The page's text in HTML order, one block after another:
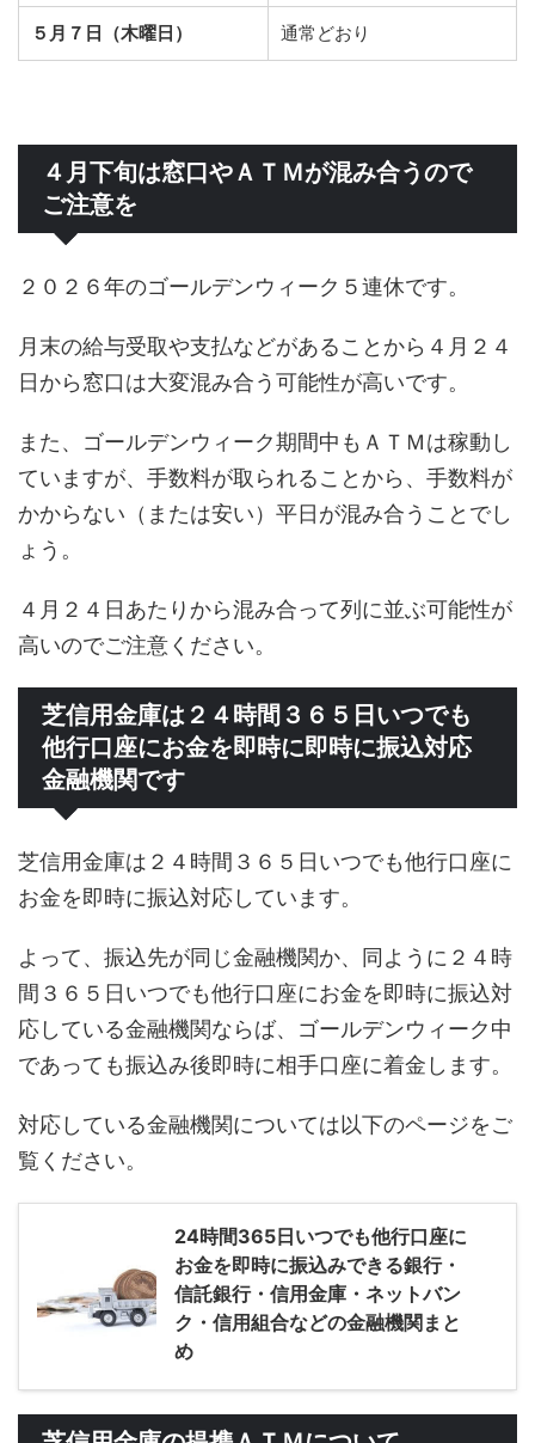
５月７日（木曜日） 通常どおり
４月下旬は窓口やＡＴＭが混み合うので
ご注意を
２０２６年のゴールデンウィーク５連休です。
月末の給与受取や支払などがあることから４月２４
日から窓口は大変混み合う可能性が高いです。
また、ゴールデンウィーク期間中もＡＴＭは稼動し
ていますが、手数料が取られることから、手数料が
かからない（または安い）平日が混み合うことでし
ょう。
４月２４日あたりから混み合って列に並ぶ可能性が
高いのでご注意ください。
芝信用金庫は２４時間３６５日いつでも
他行口座にお金を即時に即時に振込対応
金融機関です
芝信用金庫は２４時間３６５日いつでも他行口座に
お金を即時に振込対応しています。
よって、振込先が同じ金融機関か、同ように２４時
間３６５日いつでも他行口座にお金を即時に振込対
応している金融機関ならば、ゴールデンウィーク中
であっても振込み後即時に相手口座に着金します。
対応している金融機関については以下のページをご
覧ください。
24時間365日いつでも他行口座に
お金を即時に振込みできる銀行・
信託銀行・信用金庫・ネットバン
ク・信用組合などの金融機関まと
め